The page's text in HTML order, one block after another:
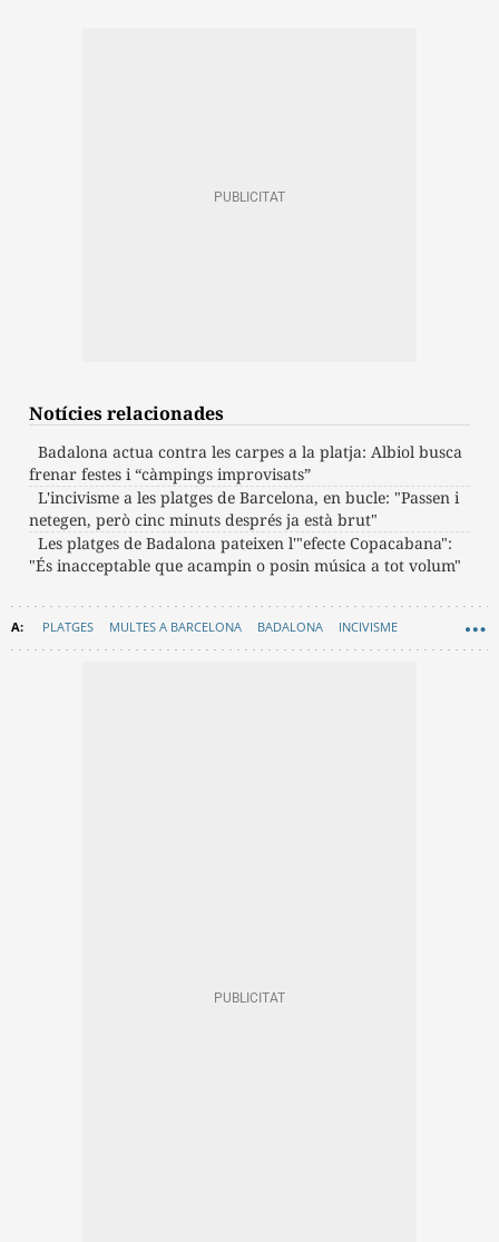
Notícies relacionades
Badalona actua contra les carpes a la platja: Albiol busca
frenar festes i “càmpings improvisats”
L'incivisme a les platges de Barcelona, en bucle: "Passen i
netegen, però cinc minuts després ja està brut"
Les platges de Badalona pateixen l'"efecte Copacabana":
"És inacceptable que acampin o posin música a tot volum"
PLATGES MULTES A BARCELONA BADALONA INCIVISME